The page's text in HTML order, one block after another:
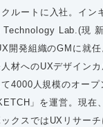
ルートに入社。イン
Technology Lab.(現
開発組織のGMに就任
材へのUXデザイン
4000人規模のオープ
」を運営。現在
クスではUXリサー